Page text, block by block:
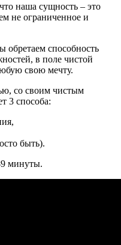
наша сущность – это
не ограниченное и
обретаем способность
в поле чистой
свою мечту.
со своим чистым
3 способа:
быть).
минуты.